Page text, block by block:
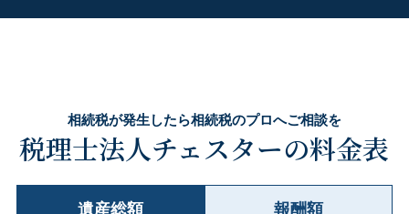
相続税が発生したら相続税のプロへご相談を
税理士法人チェスターの料金表
遺産総額 報酬額